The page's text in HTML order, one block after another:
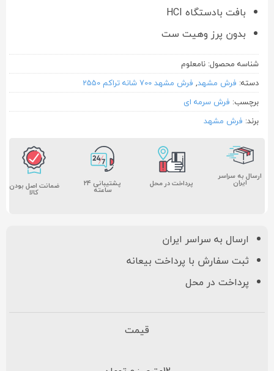
بافت بادستگاه HCI
بدون پرز وهیت ست
شناسه محصول: نامعلوم
دسته: فرش مشهد, فرش مشهد 700 شانه تراکم 2550
برچسب: فرش سرمه ای
برند: فرش مشهد
ارسال به سراسر
ایران پرداخت در محل پشتیبانی ۲۴
ساعته ضمانت اصل بودن
کالا
ارسال به سراسر ایران
ثبت سفارش با پرداخت بیعانه
پرداخت در محل
قیمت